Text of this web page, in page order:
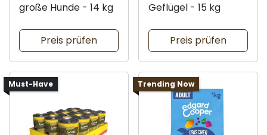
große Hunde - 14 kg
Preis prüfen
Geflügel - 15 kg
Preis prüfen
Must-Have Trending Now